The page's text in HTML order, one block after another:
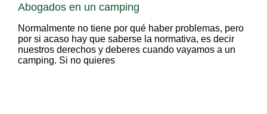
Abogados en un camping
Normalmente no tiene por qué haber problemas, pero
por si acaso hay que saberse la normativa, es decir
nuestros derechos y deberes cuando vayamos a un
camping. Si no quieres